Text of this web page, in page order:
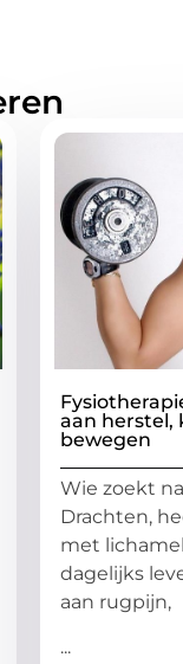
aan herstel,
bewegen
Wie zoekt
Drachten,
met
dagelijks
aan rugpijn,
...